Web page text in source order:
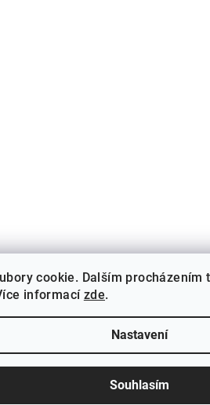
cookie. Dalším
informací zde.
Nastavení
Souhlasím